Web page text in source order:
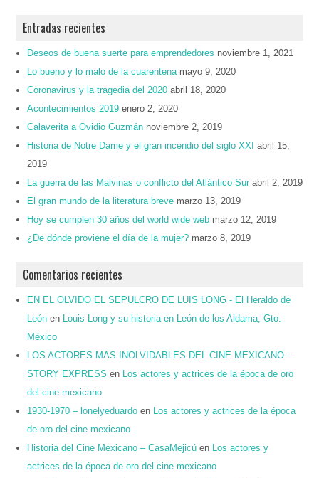
Entradas recientes
Deseos de buena suerte para emprendedores noviembre 1, 2021
Lo bueno y lo malo de la cuarentena mayo 9, 2020
Coronavirus y la tragedia del 2020 abril 18, 2020
Acontecimientos 2019 enero 2, 2020
Calaverita a Ovidio Guzmán noviembre 2, 2019
Historia de Notre Dame y el gran incendio del siglo XXI
abril 15,
2019
La guerra de las Malvinas o conflicto del Atlántico Sur abril 2, 2019
El gran mundo de la literatura breve marzo 13, 2019
Hoy se cumplen 30 años del world wide web marzo 12, 2019
¿De dónde proviene el día de la mujer? marzo 8, 2019
Comentarios recientes
EN EL OLVIDO EL SEPULCRO DE LUIS LONG - El Heraldo de
León en
Louis Long y su historia en León de los Aldama, Gto.
México
LOS ACTORES MAS INOLVIDABLES DEL CINE MEXICANO –
STORY EXPRESS en
Los actores y actrices de la época de oro
del cine mexicano
1930-1970 – lonelyeduardo en
Los actores y actrices de la época
de oro del cine mexicano
Historia del Cine Mexicano – CasaMejicú en
Los actores y
actrices de la época de oro del cine mexicano